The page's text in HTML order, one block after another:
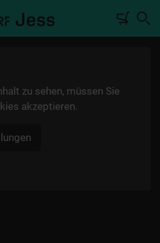
zu sehen, müssen Sie
akzeptieren.